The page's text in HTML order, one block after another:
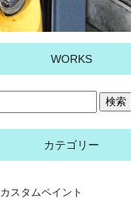
WORKS
カテゴリー
カスタムペイント